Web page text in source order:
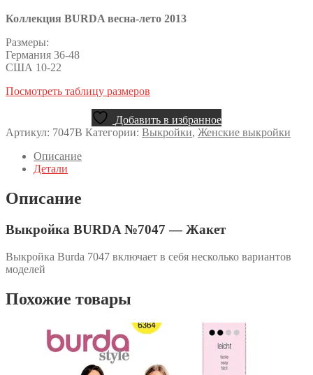
Коллекция BURDA весна-лето 2013
Размеры:
Германия 36-48
США 10-22
Посмотреть таблицу размеров
Добавить в избранное
Артикул: 7047B Категории: Выкройки, Женские выкройки
Описание
Детали
Описание
Выкройка BURDA №7047 — Жакет
Выкройка Burda 7047 включает в себя несколько вариантов
моделей
Похожие товары